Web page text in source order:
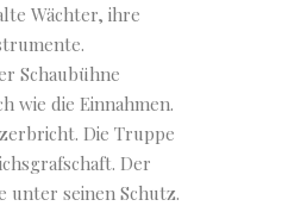
Wächter, ihre
Schaubühne
wie die Einnahmen.
Die Truppe
Der
unter seinen Schutz.